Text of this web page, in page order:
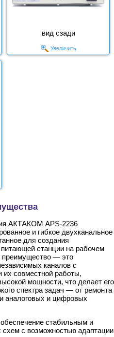
вид сзади
Увеличить
АКТАКОМ APS-2236
и гибкое двухканальное
для создания
станции на рабочем
преимущество — это
каналов с
совместной работы,
мощности, что делает его
спектра задач — от ремонта
аналоговых и цифровых
стабильным и
с возможностью адаптации